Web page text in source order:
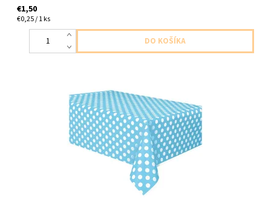
€1,50
€0,25 / 1 ks
plastovy obrus bledomodry s bielymi bodkami 1ks v baleni
velkost 1,37 x 2,74m